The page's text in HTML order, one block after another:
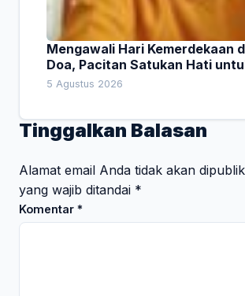
Mengawali Hari Kemerdekaan
Doa, Pacitan Satukan Hati
Indonesia
5 Agustus 2026
Tinggalkan Balasan
Alamat email Anda tidak akan
yang wajib ditandai *
Komentar *